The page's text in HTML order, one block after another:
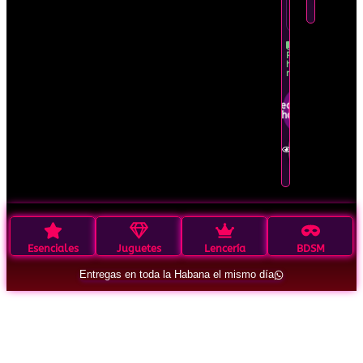
limitado
Recíbelo
hoy
mismo
Pedir por
WhatsApp
Esenciales Juguetes Lencería BDSM
Entregas en toda la Habana el mismo día